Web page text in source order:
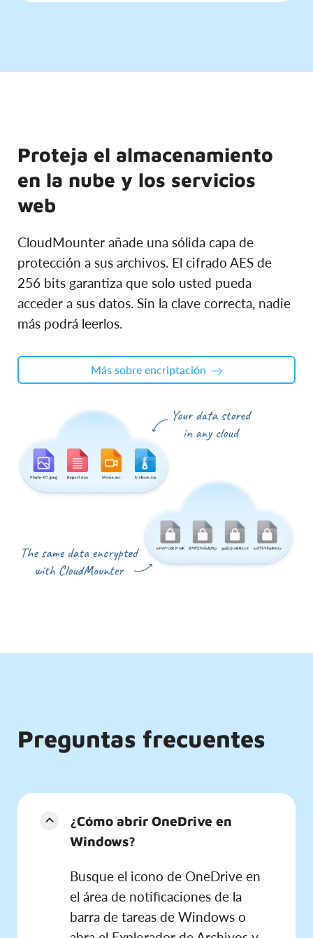
Proteja el almacenamiento
en la nube y los servicios
web
CloudMounter añade una sólida capa de
protección a sus archivos. El cifrado AES de
256 bits garantiza que solo usted pueda
acceder a sus datos. Sin la clave correcta, nadie
más podrá leerlos.
Más sobre encriptación
Preguntas frecuentes
¿Cómo abrir OneDrive en
Windows?
Busque el icono de OneDrive en
el área de notificaciones de la
barra de tareas de Windows o